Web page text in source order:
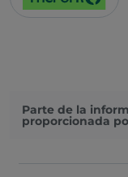
Parte de la
proporcionada